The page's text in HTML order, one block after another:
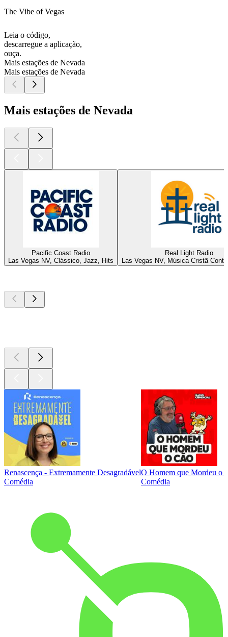
The Vibe of Vegas
Leia o código,
descarregue a aplicação,
ouça.
Mais estações de Nevada
Mais estações de Nevada
Mais estações de Nevada
Pacific Coast Radio
Las Vegas NV, Clássico, Jazz, Hits
Real Light Radio
Las Vegas NV, Música Cristã
Renascença - Extremamente Desagradável
Comédia
O Homem que Mordeu o
Comédia